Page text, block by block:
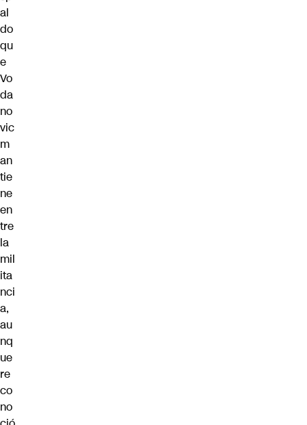
al
do
qu
e
Vo
da
no
vic
m
an
tie
ne
en
tre
la
mil
ita
nci
a,
au
nq
ue
re
co
no